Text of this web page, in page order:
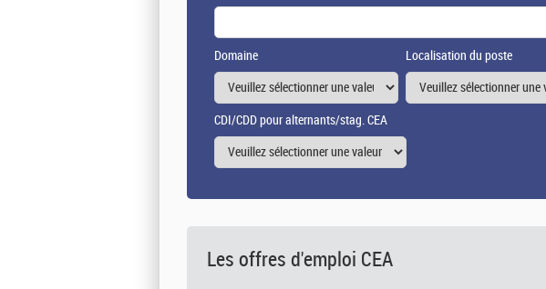
Domaine Localisation du poste
CDI/CDD pour alternants/stag. CEA
Les offres d'emploi CEA